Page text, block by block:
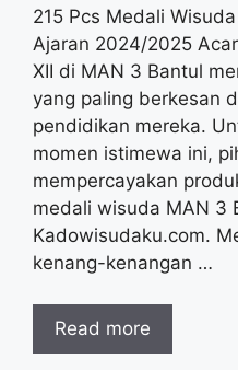
215 Pcs Medali
Ajaran 2024/2025
XII di MAN 3 Bantul
yang paling berkesan
pendidikan mereka.
momen istimewa ini,
mempercayakan
medali wisuda MAN 3
Kadowisudaku.com.
kenang-kenangan …
Read more